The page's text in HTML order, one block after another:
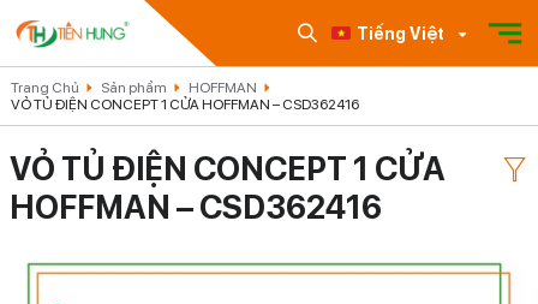
Tiếng Việt
Trang Chủ Sản phẩm
HOFFMAN
VỎ TỦ ĐIỆN CONCEPT 1 CỬA HOFFMAN – CSD362416
VỎ TỦ ĐIỆN CONCEPT 1 CỬA
HOFFMAN – CSD362416